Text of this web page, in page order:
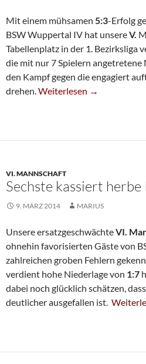
Mit einem mühsamen 5:3-Erfolg
BSW Wuppertal IV hat unsereV.
Tabellenplatz in der 1. Bezirksliga
die mit nur 7 Spielern angetretene
den Kampf gegen die engagiert
drehen.Fünfte Müht Sich Zum Sieg
Weiterlesen →
VI. MANNSCHAFT
Sechste kassiert herbe
9. MÄRZ 2014 MARIUS
Unsere ersatzgeschwächteVI.
ohnehin favorisierten Gäste von
zahlreichen groben Fehlern
verdient hohe Niederlage von 1:7
dabei noch glücklich schätzen,
deutlicher ausgefallen ist. Sechste